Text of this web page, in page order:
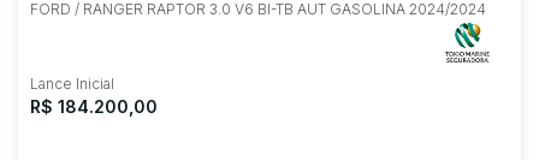
FORD / RANGER RAPTOR 3.0 V6 BI-TB AUT GASOLINA 2024/2024
Lance Inicial
R$ 184.200,00